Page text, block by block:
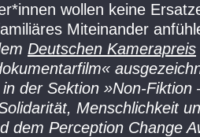
wollen keine
Miteinander
Deutschen Kamerapreis
in der Sektion »Non-
Menschlichkeit
dem Perception Change